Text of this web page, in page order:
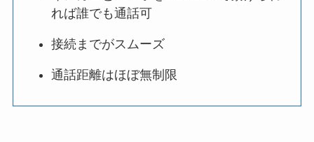
れば誰でも通話可
接続までがスムーズ
通話距離はほぼ無制限